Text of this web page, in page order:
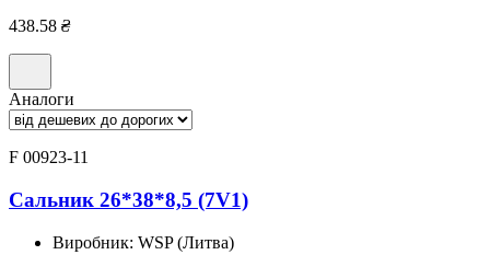
438.58 ₴
Аналоги
F 00923-11
Сальник 26*38*8,5 (7V1)
Виробник: WSP (Литва)